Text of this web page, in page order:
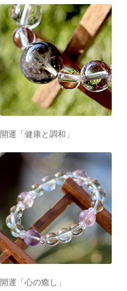
開運「健康と調和」
開運「心の癒し」